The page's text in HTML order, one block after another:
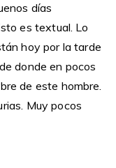
días
es textual. Lo
hoy por la tarde
donde en pocos
de este hombre.
Muy pocos